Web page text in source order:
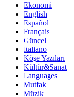
Ekonomi
English
Español
Français
Güncel
Italiano
Köşe Yazıları
Kültür&Sanat
Languages
Mutfak
Müzik